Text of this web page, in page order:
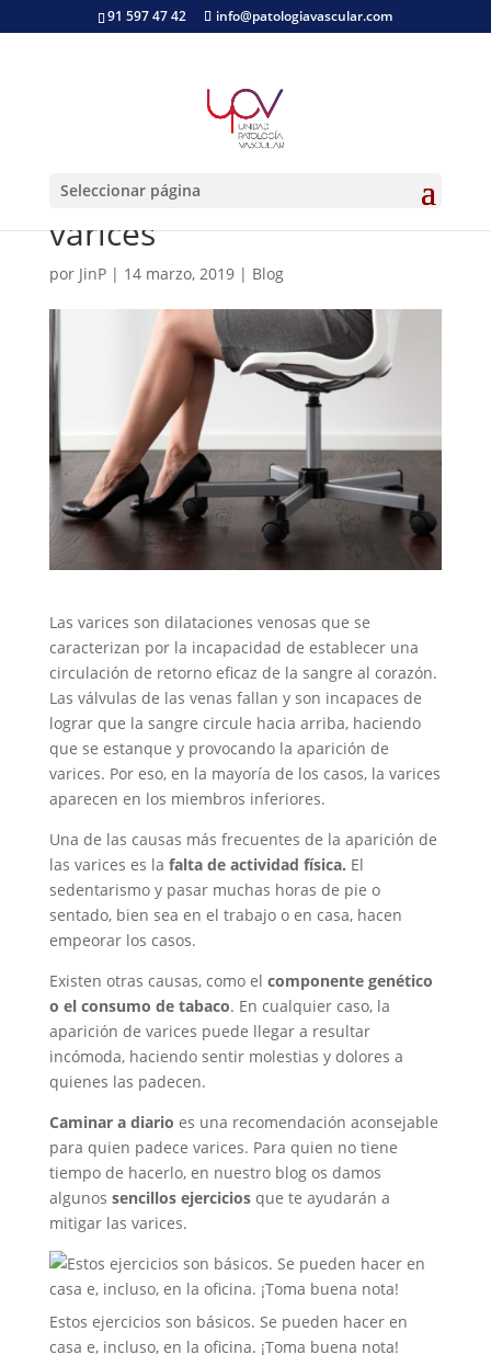
91 597 47 42 info@patologiavascular.com
Seleccionar página
ayudarán a reducir las
varices
por JinP| 14 marzo, 2019| Blog
Las varices son dilataciones venosas que se
caracterizan por la incapacidad de establecer una
circulación de retorno eficaz de la sangre al corazón.
Las válvulas de las venas fallan y son incapaces de
lograr que la sangre circule hacia arriba, haciendo
que se estanque y provocando la aparición de
varices. Por eso, en la mayoría de los casos, la varices
aparecen en los miembros inferiores.
Una de las causas más frecuentes de la aparición de
las varices es la falta de actividad física. El
sedentarismo y pasar muchas horas de pie o
sentado, bien sea en el trabajo o en casa, hacen
empeorar los casos.
Existen otras causas, como el componente genético
o el consumo de tabaco. En cualquier caso, la
aparición de varices puede llegar a resultar
incómoda, haciendo sentir molestias y dolores a
quienes las padecen.
Caminar a diario es una recomendación aconsejable
para quien padece varices. Para quien no tiene
tiempo de hacerlo, en nuestro blog os damos
algunos sencillos ejerciciosque te ayudarán a
mitigar las varices.
Estos ejercicios son básicos. Se pueden hacer en
casa e, incluso, en la oficina. ¡Toma buena nota!